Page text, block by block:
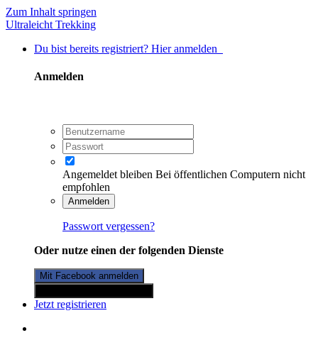
Zum Inhalt springen
Ultraleicht Trekking
Du bist bereits registriert? Hier anmelden
Anmelden
Angemeldet bleiben Bei öffentlichen Computern nicht
empfohlen
Anmelden
Passwort vergessen?
Oder nutze einen der folgenden Dienste
Mit Facebook anmelden
Jetzt registrieren